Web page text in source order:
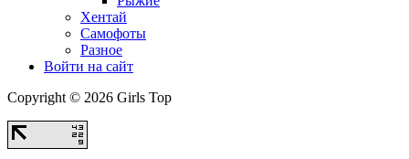
Хентай
Самофоты
Разное
Войти на сайт
Copyright © 2026 Girls Top